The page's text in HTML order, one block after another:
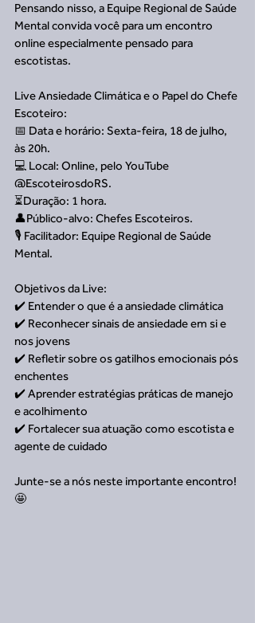
Pensando nisso, a Equipe Regional de Saúde
Mental convida você para um encontro
online especialmente pensado para
escotistas.
Live Ansiedade Climática e o Papel do Chefe
Escoteiro:
📅 Data e horário: Sexta-feira, 18 de julho,
às 20h.
💻 Local: Online, pelo YouTube
@EscoteirosdoRS.
⏳Duração: 1 hora.
👤Público-alvo: Chefes Escoteiros.
🎙️ Facilitador: Equipe Regional de Saúde
Mental.
Objetivos da Live:
✔️ Entender o que é a ansiedade climática
✔️ Reconhecer sinais de ansiedade em si e
nos jovens
✔️ Refletir sobre os gatilhos emocionais pós
enchentes
✔️ Aprender estratégias práticas de manejo
e acolhimento
✔️ Fortalecer sua atuação como escotista e
agente de cuidado
Junte-se a nós neste importante encontro!
🤩